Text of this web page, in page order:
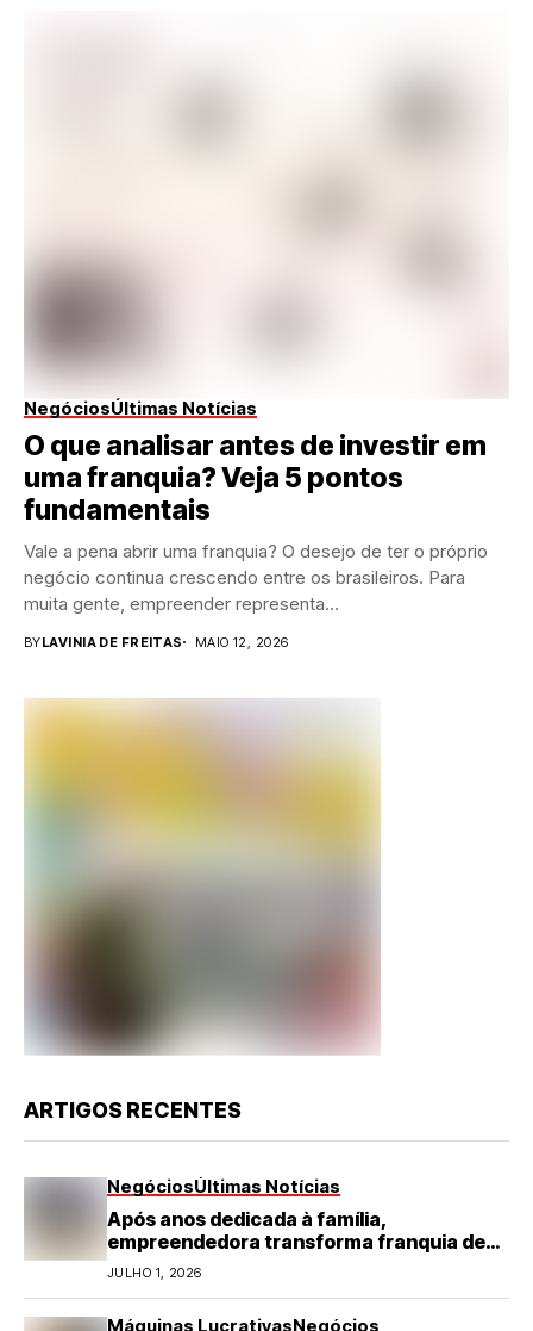
NegóciosÚltimas Notícias
O que analisar antes de investir em
uma franquia? Veja 5 pontos
fundamentais
Vale a pena abrir uma franquia? O desejo de ter o próprio
negócio continua crescendo entre os brasileiros. Para
muita gente, empreender representa...
BYLAVINIA DE FREITAS MAIO 12, 2026
ARTIGOS RECENTES
NegóciosÚltimas Notícias
Após anos dedicada à família,
empreendedora transforma franquia de
turismo em negócio de destaque no RN
JULHO 1, 2026
Máquinas LucrativasNegócios